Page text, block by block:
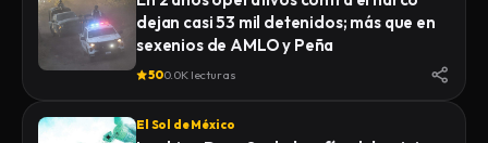
dejan casi 53 mil detenidos; más que en
sexenios de AMLO y Peña
500.0K lecturas
El Sol de México